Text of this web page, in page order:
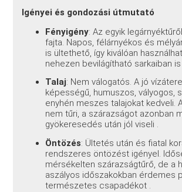
Igényei és gondozási útmutató
Fényigény: Az egyik
fajta. Napos, félárnyékos és
is ültethető, így kiválóan
nehezen bevilágítható sarkaiban is
Talaj: Nem válogatós. A jó
képességű, humuszos, vályogos,
enyhén meszes talajokat kedveli.
nem tűri, a szárazságot azonban
gyökeresedés után jól viseli .
Öntözés: Ültetés után és fiatal
rendszeres öntözést igényel.
mérsékelten szárazságtűrő, de a
aszályos időszakokban érdemes
természetes csapadékot .